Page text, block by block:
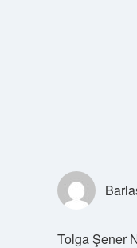
Tolga Şener